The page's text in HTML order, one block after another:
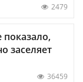
2479
заселяет
36459